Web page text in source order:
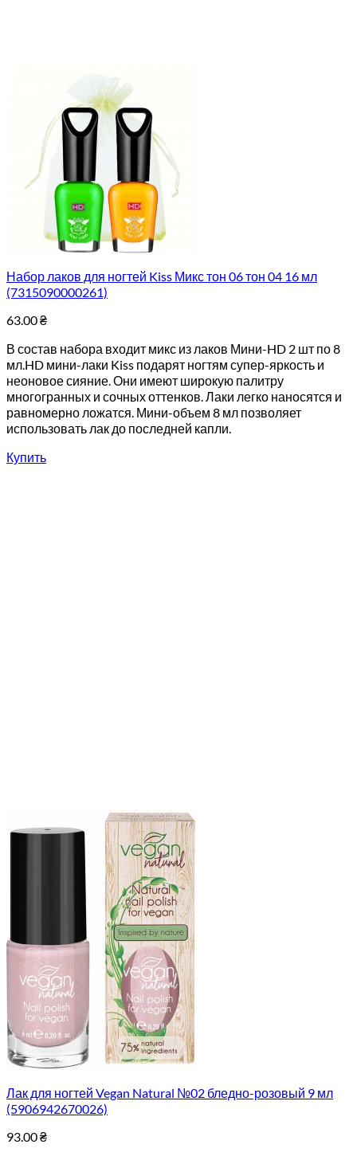
Набор лаков для ногтей Kiss Микс тон 06 тон 04 16 мл
(7315090000261)
63.00₴
В состав набора входит микс из лаков Мини-HD 2 шт по 8
мл.HD мини-лаки Kiss подарят ногтям супер-яркость и
неоновое сияние. Они имеют широкую палитру
многогранных и сочных оттенков. Лаки легко наносятся и
равномерно ложатся. Мини-объем 8 мл позволяет
использовать лак до последней капли.
Купить
Лак для ногтей Vegan Natural №02 бледно-розовый 9 мл
(5906942670026)
93.00₴